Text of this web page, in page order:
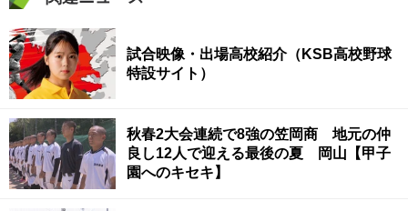
試合映像・出場高校紹介（KSB高校野球
特設サイト）
秋春2大会連続で8強の笠岡商 地元の仲
良し12人で迎える最後の夏 岡山【甲子
園へのキセキ】